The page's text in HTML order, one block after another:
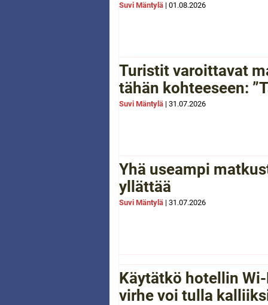
Suvi Mäntylä | 01.08.2026
Turistit varoittavat
tähän kohteeseen:
Suvi Mäntylä | 31.07.2026
Yhä useampi
yllättää
Suvi Mäntylä | 31.07.2026
Käytätkö hotellin
virhe voi tulla